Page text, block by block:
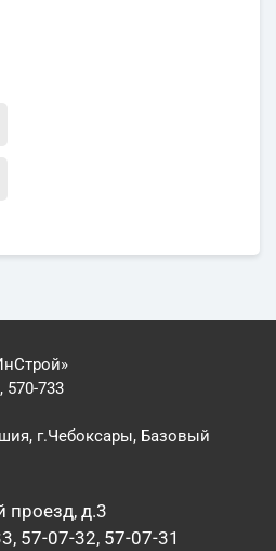
570-733
г.Чебоксары, Базовый
проезд, д.3
57-07-32, 57-07-31